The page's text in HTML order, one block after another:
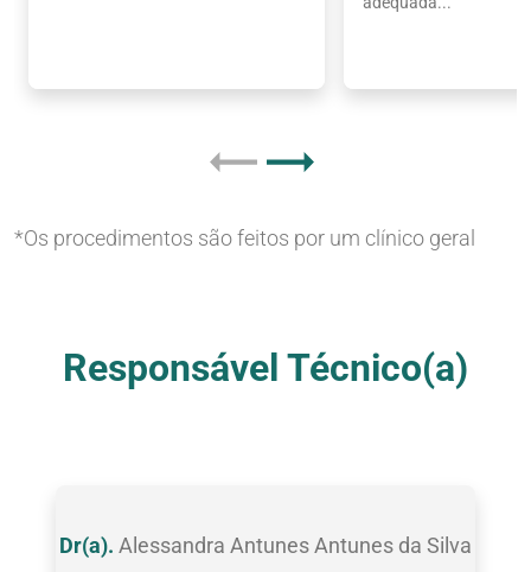
*Os procedimentos são feitos por um clínico geral
Responsável Técnico(a)
Dr(a). Alessandra Antunes Antunes da Silva